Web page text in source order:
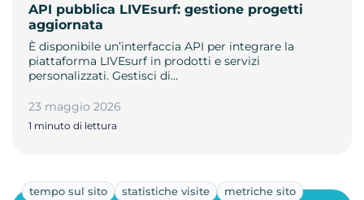
API pubblica LIVEsurf: gestione progetti
aggiornata
È disponibile un’interfaccia API per integrare la
piattaforma LIVEsurf in prodotti e servizi
personalizzati. Gestisci di…
23 maggio 2026
1 minuto di lettura
tempo sul sito statistiche visite
metriche sito